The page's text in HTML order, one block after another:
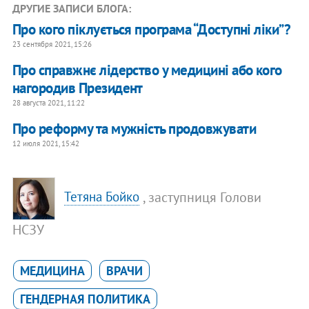
ДРУГИЕ ЗАПИСИ БЛОГА:
Про кого піклується програма “Доступні ліки”?
23 сентября 2021, 15:26
Про справжнє лідерство у медицині або кого
нагородив Президент
28 августа 2021, 11:22
Про реформу та мужність продовжувати
12 июля 2021, 15:42
Тетяна Бойко , заступниця Голови
НСЗУ
МЕДИЦИНА
ВРАЧИ
ГЕНДЕРНАЯ ПОЛИТИКА